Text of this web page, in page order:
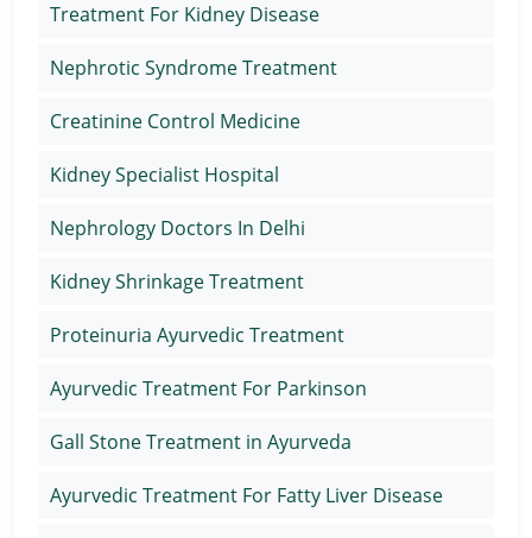
Treatment For Kidney Disease
Nephrotic Syndrome Treatment
Creatinine Control Medicine
Kidney Specialist Hospital
Nephrology Doctors In Delhi
Kidney Shrinkage Treatment
Proteinuria Ayurvedic Treatment
Ayurvedic Treatment For Parkinson
Gall Stone Treatment in Ayurveda
Ayurvedic Treatment For Fatty Liver Disease